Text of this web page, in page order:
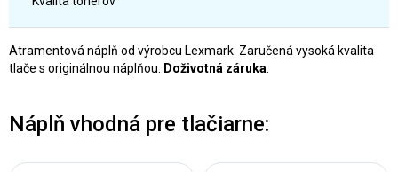
Atramentová náplň od výrobcu Lexmark. Zaručená vysoká kvalita
tlače s originálnou náplňou.
Doživotná záruka
Náplň vhodná pre tlačiarne: